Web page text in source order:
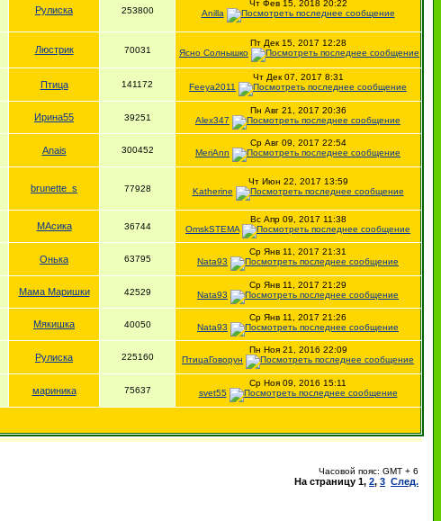
Рулиска 253800
Чт Фев 15, 2018 20:22
Anilla
Люстрик 70031
Пт Дек 15, 2017 12:28
Ясно Солнышко
Птица 141172
Чт Дек 07, 2017 8:31
Feeya2011
Ирина55 39251
Пн Авг 21, 2017 20:36
Alex347
Anais 300452
Ср Авг 09, 2017 22:54
MeriAnn
brunette_s 77928
Чт Июн 22, 2017 13:59
Katherine
МАсика 36744
Вс Апр 09, 2017 11:38
OmskSTEMA
Онька 63795
Ср Янв 11, 2017 21:31
Nata93
Мама Маришки 42529
Ср Янв 11, 2017 21:29
Nata93
Мякишка 40050
Ср Янв 11, 2017 21:26
Nata93
Рулиска 225160
Пн Ноя 21, 2016 22:09
ПтицаГоворун
мариника 75637
Ср Ноя 09, 2016 15:11
svet55
Часовой пояс: GMT + 6
На страницу 1, 2, 3 След.